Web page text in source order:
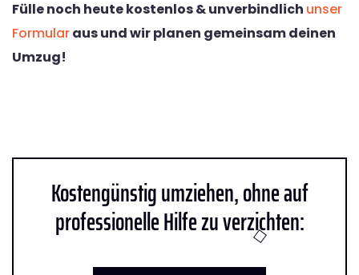
Fülle noch heute kostenlos & unverbindlich unser
Formularaus und wir planen gemeinsam deinen
Umzug!
Kostengünstig umziehen, ohne auf
professionelle Hilfe zu verzichten: